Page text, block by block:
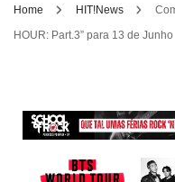
Home HIT!News
HOUR: Part.3” para 13 de Junho